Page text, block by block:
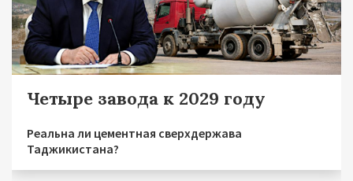
Четыре завода к 2029 году
Реальна ли цементная сверхдержава
Таджикистана?